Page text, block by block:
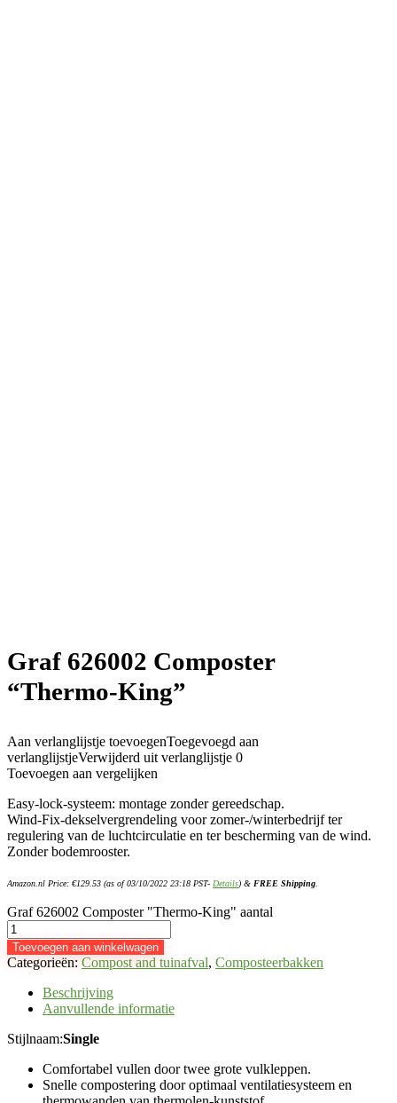
Graf 626002 Composter
“Thermo-King”
Aan verlanglijstje toevoegenToegevoegd aan
verlanglijstjeVerwijderd uit verlanglijstje 0
Toevoegen aan vergelijken
Easy-lock-systeem: montage zonder gereedschap.
Wind-Fix-dekselvergrendeling voor zomer-/winterbedrijf ter
regulering van de luchtcirculatie en ter bescherming van de wind.
Zonder bodemrooster.
Amazon.nl Price: €129.53 (as of 03/10/2022 23:18 PST- Details) & FREE Shipping
Graf 626002 Composter "Thermo-King" aantal
Toevoegen aan winkelwagen
Categorieën: Compost and tuinafval, Composteerbakken
Beschrijving
Aanvullende informatie
Stijlnaam:Single
Comfortabel vullen door twee grote vulkleppen.
Snelle compostering door optimaal ventilatiesysteem en